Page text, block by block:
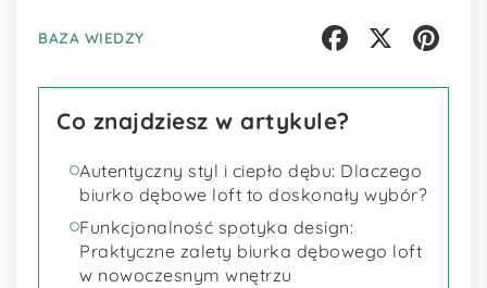
BAZA WIEDZY
Co znajdziesz w artykule?
Autentyczny styl i ciepło dębu: Dlaczego
biurko dębowe loft to doskonały wybór?
Funkcjonalność spotyka design:
Praktyczne zalety biurka dębowego loft
w nowoczesnym wnętrzu